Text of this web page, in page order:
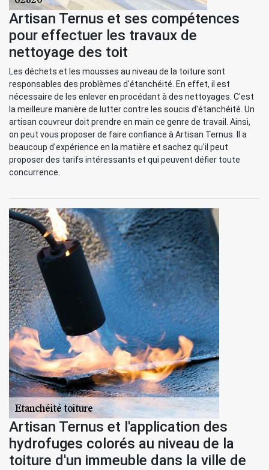
Artisan Ternus et ses compétences
pour effectuer les travaux de
nettoyage des toit
Les déchets et les mousses au niveau de la toiture sont
responsables des problèmes d'étanchéité. En effet, il est
nécessaire de les enlever en procédant à des nettoyages. C'est
la meilleure manière de lutter contre les soucis d'étanchéité. Un
artisan couvreur doit prendre en main ce genre de travail. Ainsi,
on peut vous proposer de faire confiance à Artisan Ternus. Il a
beaucoup d'expérience en la matière et sachez qu'il peut
proposer des tarifs intéressants et qui peuvent défier toute
concurrence.
Artisan Ternus et l'application des
hydrofuges colorés au niveau de la
toiture d'un immeuble dans la ville de